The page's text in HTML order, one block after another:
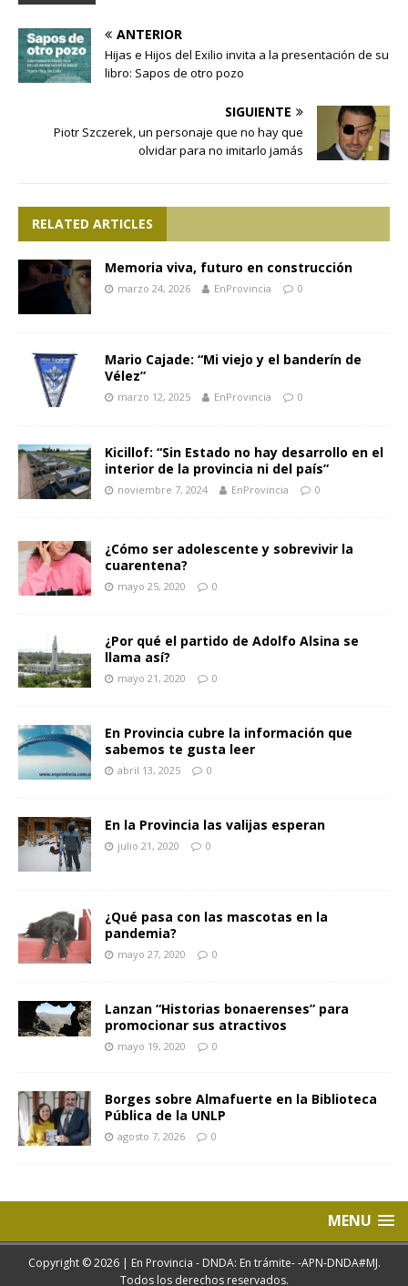
ANTERIOR
Hijas e Hijos del Exilio invita a la presentación de su
libro: Sapos de otro pozo
SIGUIENTE
Piotr Szczerek, un personaje que no hay que
olvidar para no imitarlo jamás
RELATED ARTICLES
Memoria viva, futuro en construcción
marzo 24, 2026 EnProvincia 0
Mario Cajade: “Mi viejo y el banderín de
Vélez”
marzo 12, 2025 EnProvincia 0
Kicillof: “Sin Estado no hay desarrollo en el
interior de la provincia ni del país”
noviembre 7, 2024 EnProvincia 0
¿Cómo ser adolescente y sobrevivir la
cuarentena?
mayo 25, 2020 0
¿Por qué el partido de Adolfo Alsina se
llama así?
mayo 21, 2020 0
En Provincia cubre la información que
sabemos te gusta leer
abril 13, 2025 0
En la Provincia las valijas esperan
julio 21, 2020 0
¿Qué pasa con las mascotas en la
pandemia?
mayo 27, 2020 0
Lanzan “Historias bonaerenses” para
promocionar sus atractivos
mayo 19, 2020 0
Borges sobre Almafuerte en la Biblioteca
Pública de la UNLP
agosto 7, 2026 0
MENU
Copyright © 2026 | En Provincia - DNDA: En trámite- -APN-DNDA#MJ.
Todos los derechos reservados.